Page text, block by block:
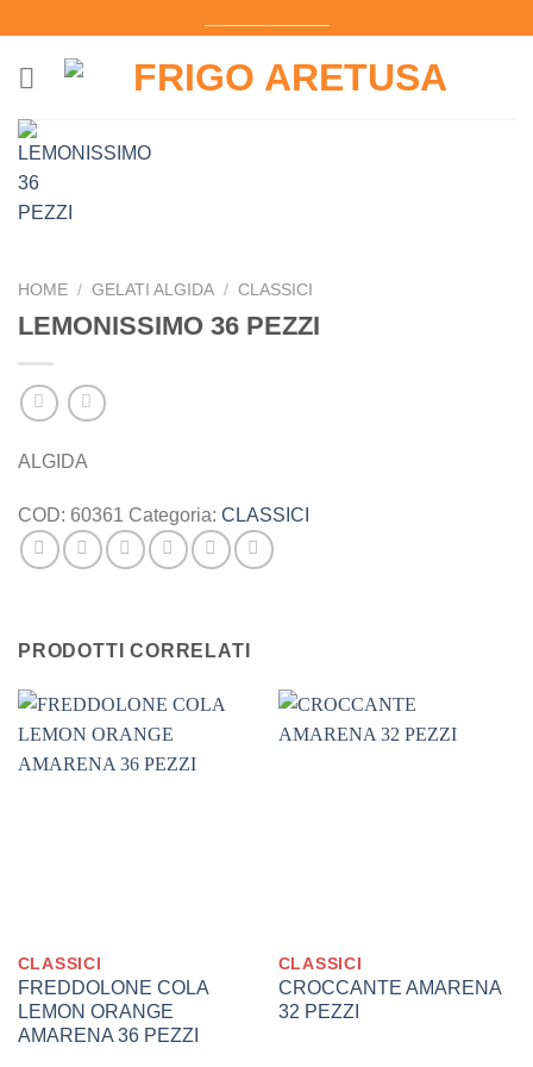
contenuti
HOME / GELATI ALGIDA / CLASSICI
LEMONISSIMO 36 PEZZI
ALGIDA
COD: 60361 Categoria: CLASSICI
PRODOTTI CORRELATI
CLASSICI
FREDDOLONE COLA
LEMON ORANGE
AMARENA 36 PEZZI
CLASSICI
CROCCANTE AMARENA
32 PEZZI